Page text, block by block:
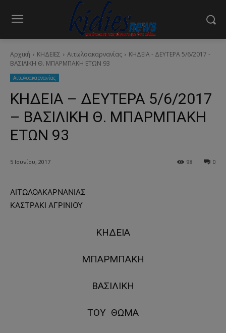
Αρχική ΚΗΔΕΙΕΣ Aιτωλοακαρνανίας
ΚΗΔΕΙΑ - ΔΕΥΤΕΡΑ 5/6/2017 -
ΒΑΣΙΛΙΚΗ Θ. ΜΠΑΡΜΠΑΚΗ ΕΤΩΝ 93
Aιτωλοακαρνανίας
ΚΗΔΕΙΑ – ΔΕΥΤΕΡΑ 5/6/2017
– ΒΑΣΙΛΙΚΗ Θ. ΜΠΑΡΜΠΑΚΗ
ΕΤΩΝ 93
5 Ιουνίου, 2017 0
98
ΑΙΤΩΛΟΑΚΑΡΝΑΝΙΑΣ
ΚΑΣΤΡΑΚΙ ΑΓΡΙΝΙΟΥ
ΚΗΔΕΙΑ
ΜΠΑΡΜΠΑΚΗ
ΒΑΣΙΛΙΚΗ
ΤΟΥ ΘΩΜΑ